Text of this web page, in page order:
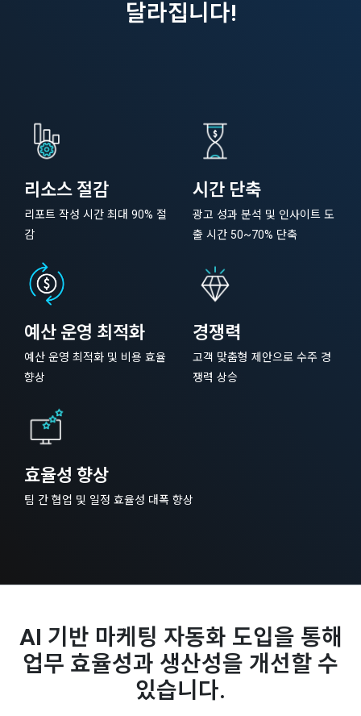
달라집니다!
리소스 절감
리포트 작성 시간 최대 90% 절
감
시간 단축
광고 성과 분석 및 인사이트 도
출 시간 50~70% 단축
예산 운영 최적화
예산 운영 최적화 및 비용 효율
향상
경쟁력
고객 맞춤형 제안으로 수주 경
쟁력 상승
효율성 향상
팀 간 협업 및 일정 효율성 대폭 향상
AI 기반 마케팅 자동화 도입을 통해
업무 효율성과 생산성을 개선할 수
있습니다.